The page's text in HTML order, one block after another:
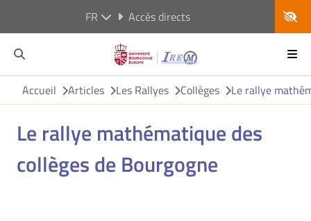
FR Accès directs
Accueil Articles Les Rallyes Collèges Le rallye
Le rallye mathématique des
collèges de Bourgogne